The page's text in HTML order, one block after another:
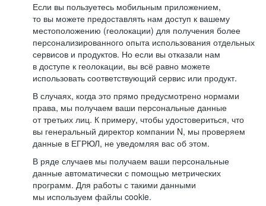
Если вы пользуетесь мобильным приложением,
то вы можете предоставлять нам доступ к вашему
местоположению (геолокации) для получения более
персонализированного опыта использования отдельных
сервисов и продуктов. Но если вы отказали нам
в доступе к геолокации, вы всё равно можете
использовать соответствующий сервис или продукт.
В случаях, когда это прямо предусмотрено нормами
права, мы получаем ваши персональные данные
от третьих лиц. К примеру, чтобы удостовериться, что
вы генеральный директор компании N, мы проверяем
данные в ЕГРЮЛ, не уведомляя вас об этом.
В ряде случаев мы получаем ваши персональные
данные автоматически с помощью метрических
программ. Для работы с такими данными
мы используем файлы cookie.